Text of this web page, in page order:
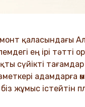
қаласындағы
ең ірі тәтті
сүйікті
адамдарға
біз жұмыс